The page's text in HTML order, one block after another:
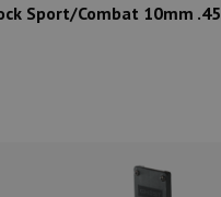
Sport/Combat 10mm .45